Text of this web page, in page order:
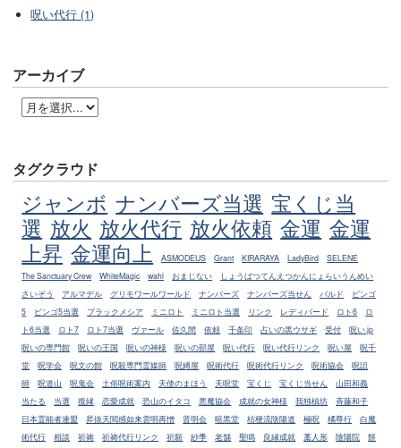
呪い代行 (1)
アーカイブ
タグクラウド
ジャンボ ナンバーズ当選 宝くじ当
選 放火 放火代行 放火依頼 金運 金運
上昇 金運向上 ASMODEUS Grant KIRARAYA LadyBird
SELENE
The Sanctuary Crew
WhiteMagic wahl おまじない
しょうばつてんえつかんにょらいうんめい
さいぞう
アルマデル グリモワールワールド ナンバーズ ナンバーズ当せん バルド
ビンゴ
5
ビンゴ5当選 ブラックメシア ミニロト ミニロト当選 リンク レディバード ロト6
ロ
ト6当選
ロト7 ロト7当選 ヴァール 佐久間 依頼 千条印 占いの黒ウサギ 受付
呪い.jp
呪いの専門館
呪いの王国 呪いの神様 呪いの部屋 呪い代行 呪い代行リンク 呪い屋
呪千
堂
呪学会 呪文の館 呪殺専門霊媒師 呪縛屋 呪術代行 呪術代行リンク 呪術協会
呪詛
師
呪道山 呪鬼会 土俗呪術案内 天使のまほう 天呪堂 宝くじ 宝くじ当せん
山田和義
当たる
当選 復縁 恋愛成就 恐山のイタコ 悪魔協会 成就の女神様 我独槙坊
斉藤和子
日本霊能者連盟
昇抜天閲感如来雲明再憎 晋明会 暗黒堂 桔梗流陰陽道 極呪 橘尊行
白魔
術代行
相談 祈祷 祈祷代行リンク 祈願 紗季 老舗 聖鳴 良縁成就 藁人形 陰陽院
餅